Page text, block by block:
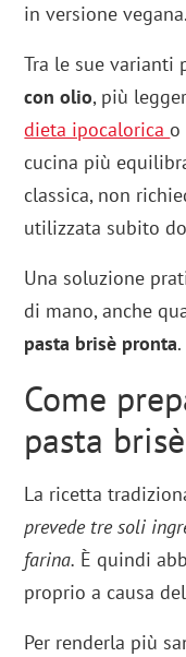
in versione vegana.
Tra le sue varianti
con olio, più
dieta ipocalorica o
cucina più
classica, non
utilizzata subito
Una soluzione
di mano, anche
pasta brisè pronta.
Come
pasta
La ricetta
prevede tre soli
farina. È quindi
proprio a causa
Per renderla più